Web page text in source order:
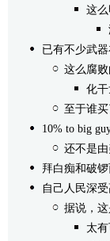
这
已有不少武
这么腐
化干
至于谁
10% to big
还不是
拜白痴和破
自己人民深
据说，
太